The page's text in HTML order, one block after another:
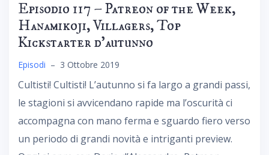
Episodio 117 – Patreon of the Week,
Hanamikoji, Villagers, Top
Kickstarter d’autunno
Episodi – 3 Ottobre 2019
Cultisti! Cultisti! L’autunno si fa largo a grandi passi,
le stagioni si avvicendano rapide ma l’oscurità ci
accompagna con mano ferma e sguardo fiero verso
un periodo di grandi novità e intriganti preview.